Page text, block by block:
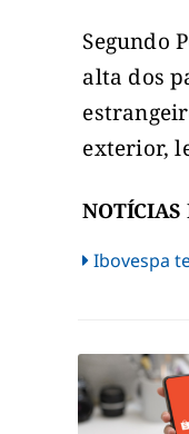
Segundo
alta dos
exterior,
NOTÍCIAS
Ibovespa